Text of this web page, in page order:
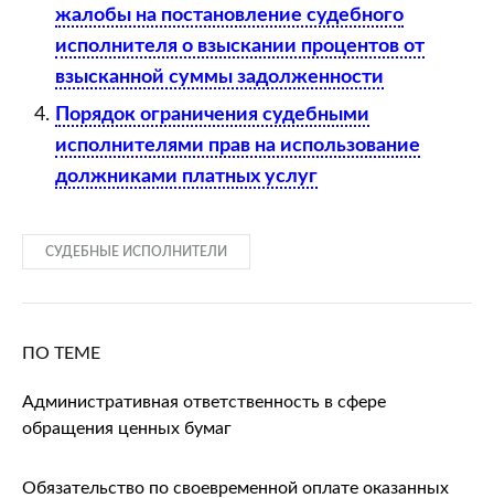
жалобы на постановление судебного
исполнителя о взыскании процентов от
взысканной суммы задолженности
Порядок ограничения судебными
исполнителями прав на использование
должниками платных услуг
СУДЕБНЫЕ ИСПОЛНИТЕЛИ
ПО ТЕМЕ
Административная ответственность в сфере
обращения ценных бумаг
Обязательство по своевременной оплате оказанных